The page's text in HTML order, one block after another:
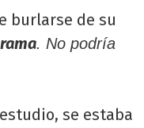
burlarse de su
. No podría
se estaba